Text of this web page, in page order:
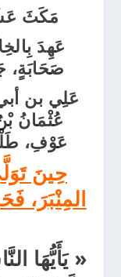
مَكَثَ
عَهِدَ
صَحَابَةٍ،
عَلِي بن
عُثْمَانُ
عَوْفِ،
حِينَ
المِنْبَرَ،
« يَأَيُّهَا